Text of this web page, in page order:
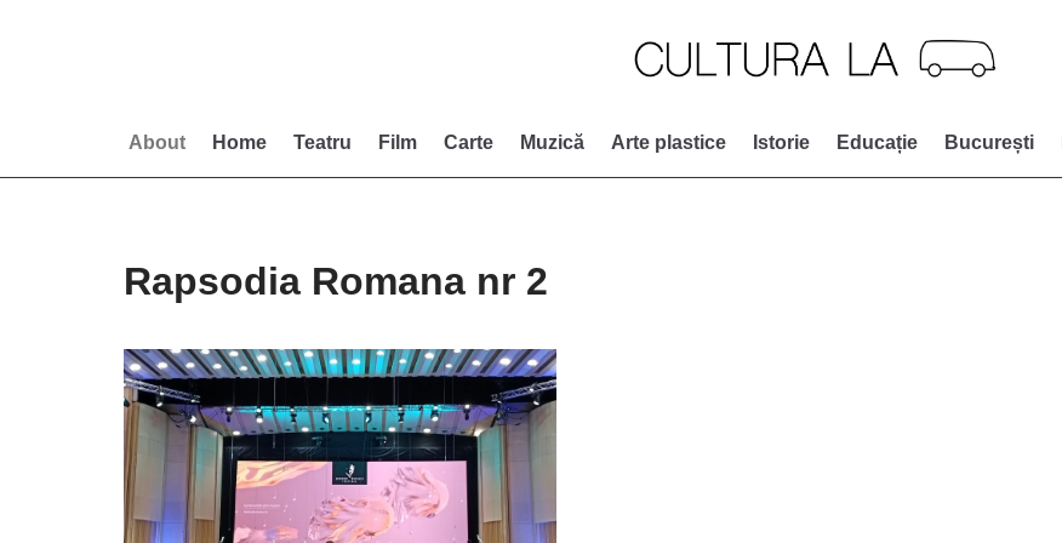
About Home Teatru Film Carte Muzică Arte plastice Istorie Educație București
Rapsodia Romana nr 2